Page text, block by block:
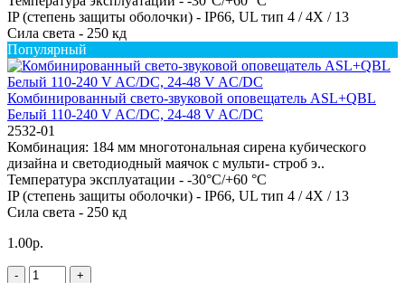
IP (степень защиты оболочки) - IP66, UL тип 4 / 4X / 13
Сила света - 250 кд
Популярный
Комбинированный свето-звуковой оповещатель ASL+QBL
Белый 110-240 V AC/DC, 24-48 V AC/DC
2532-01
Комбинация: 184 мм многотональная сирена кубического
дизайна и светодиодный маячок с мульти- строб э..
Температура эксплуатации - -30°C/+60 °C
IP (степень защиты оболочки) - IP66, UL тип 4 / 4X / 13
Сила света - 250 кд
1.00р.
- +